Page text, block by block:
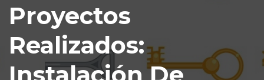
Proyectos
Realizados: